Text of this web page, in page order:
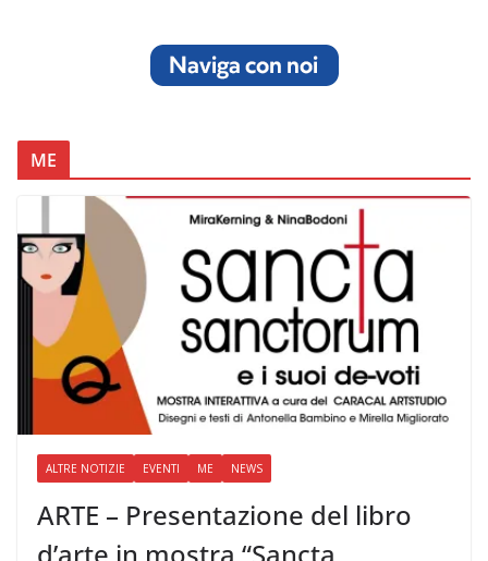
ME
ALTRE NOTIZIE EVENTI ME NEWS
ARTE – Presentazione del libro
d’arte in mostra “Sancta